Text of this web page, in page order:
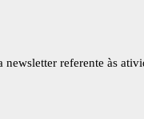
referente às